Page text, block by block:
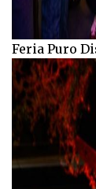
Feria Puro